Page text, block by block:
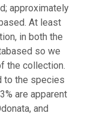
approximately
At least
in both the
so we
the collection.
to the species
are apparent
and